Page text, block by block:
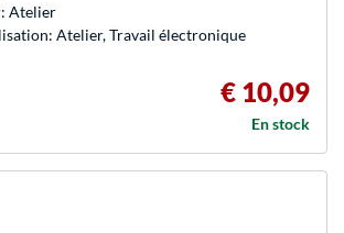
Atelier
Atelier, Travail électronique
€ 10,09
En stock